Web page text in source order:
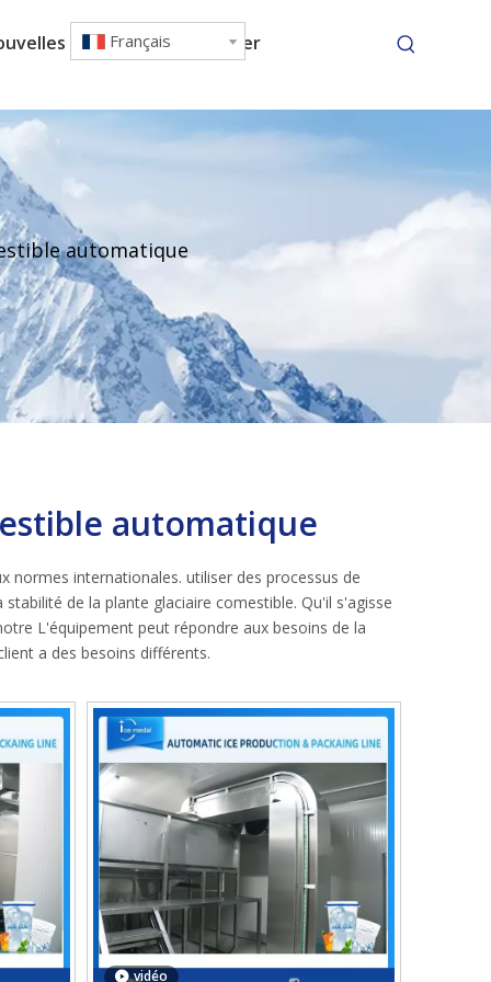
Nous contacter
Français
automatique
automatique
normes internationales. utiliser des processus de
de la plante glaciaire comestible. Qu'il s'agisse
L'équipement peut répondre aux besoins de la
a des besoins différents.
vidéo